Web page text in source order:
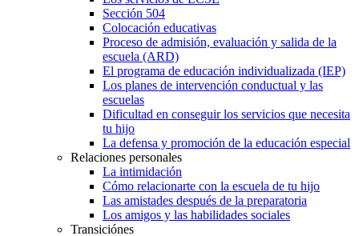
Sección 504
Colocación educativas
Proceso de admisión, evaluación y salida de la
escuela (ARD)
El programa de educación individualizada (IEP)
Los planes de intervención conductual y las
escuelas
Dificultad en conseguir los servicios que necesita
tu hijo
La defensa y promoción de la educación especial
Relaciones personales
La intimidación
Cómo relacionarte con la escuela de tu hijo
Las amistades después de la preparatoria
Los amigos y las habilidades sociales
Transiciónes